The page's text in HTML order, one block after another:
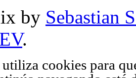
by Sebastian
.
cookies para